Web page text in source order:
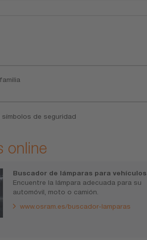
símbolos de seguridad
online
Buscador de lámparas para vehículos
Encuentre la lámpara adecuada para su
automóvil, moto o camión.
www.osram.es/buscador-lamparas